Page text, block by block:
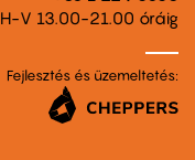
H-V 13.00-21.00 óráig
Fejlesztés és üzemeltetés: